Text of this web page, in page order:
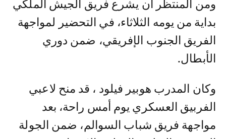
ومن المنتظر أن يشرع فريق الجيش الملكي
بداية من يومه الثلاثاء، في التحضير لمواجهة
الفريق الجنوب الإفريقي، ضمن دوري
الأبطال.
وكان المدرب هوبير فيلود ، قد منح لاعبي
الفربيق العسكري يوم أمس راحة، بعد
مواجهة فريق شباب السوالم، ضمن الجولة